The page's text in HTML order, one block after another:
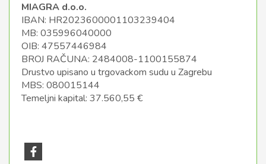
MIAGRA d.o.o.
IBAN: HR2023600001103239404
MB: 035996040000
OIB: 47557446984
BROJ RAČUNA: 2484008-1100155874
Drustvo upisano u trgovackom sudu u Zagrebu
MBS: 080015144
Temeljni kapital: 37.560,55 €